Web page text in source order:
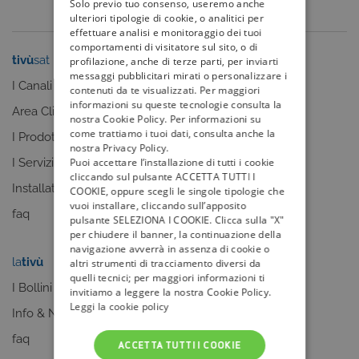
tivùsat
I Canali
Area Clienti
I Prodotti
I Servizi
Installatori
faq
tivù la guida
I programmi
I canali
La Guida +
faq
lativù
I Bollini
Info & News
faq
mytivù
Solo previo tuo consenso, useremo anche
ulteriori tipologie di cookie, o analitici per
effettuare analisi e monitoraggio dei tuoi
comportamenti di visitatore sul sito, o di
profilazione, anche di terze parti, per inviarti
messaggi pubblicitari mirati o personalizzare i
contenuti da te visualizzati. Per maggiori
informazioni su queste tecnologie consulta la
nostra Cookie Policy. Per informazioni su
come trattiamo i tuoi dati, consulta anche la
nostra Privacy Policy.
Puoi accettare l’installazione di tutti i cookie
cliccando sul pulsante ACCETTA TUTTI I
COOKIE, oppure scegli le singole tipologie che
vuoi installare, cliccando sull’apposito
pulsante SELEZIONA I COOKIE. Clicca sulla "X"
per chiudere il banner, la continuazione della
navigazione avverrà in assenza di cookie o
altri strumenti di tracciamento diversi da
quelli tecnici; per maggiori informazioni ti
invitiamo a leggere la nostra Cookie Policy.
Leggi la cookie policy
ACCETTA TUTTI I COOKIE